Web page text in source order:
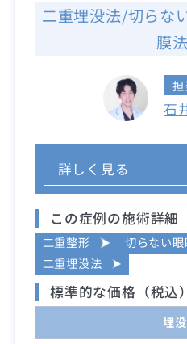
二重埋没法/切らな
膜法
石
詳しく見る
この症例の施術詳細
二重整形
切らない
二重埋没法
標準的な価格（税込）
埋